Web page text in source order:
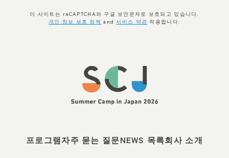
이 사이트는 reCAPTCHA와 구글 보안문자로 보호되고 있습니다.
개인 정보 보호 정책 and서비스 약관 적용합니다.
프로그램자주 묻는 질문NEWS 목록회사 소개